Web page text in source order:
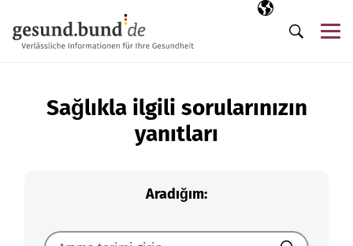
Seçili dil
TR
Arama
Sağlıkla ilgili sorularınızın
yanıtları
Aradığım: